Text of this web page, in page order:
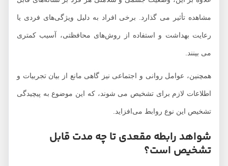
مشاهده تأثیر می گذارد. برخی افراد به دلیل ویژگی‌های فردی یا
رعایت بهداشت و استفاده از روش‌های محافظتی، آسیب کمتری
می بینند.
همچنین، عوامل روانی و اجتماعی نیز گاهی مانع از بیان تجربیات و
اطلاعات لازم برای تشخیص می شوند، که این موضوع به پیچیدگی
تشخیص این نوع روابط می‌افزاید.
شواهد رابطه مقعدی تا چه مدت قابل
تشخیص است؟